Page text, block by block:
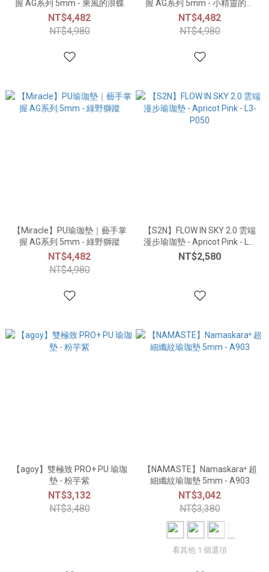
握 AG系列 5mm - 乘風的浪蝶
NT$4,482
NT$4,980
握 AG系列 5mm - 小精靈的白
馬
NT$4,482
NT$4,980
【Miracle】PU瑜珈墊｜藝手掌
握 AG系列 5mm - 綠野獅蹤
NT$4,482
NT$4,980
【S2N】FLOW IN SKY 2.0 雲端
漫步瑜珈墊 - Apricot Pink - L3-
P050
NT$2,580
【agoy】雙極致 PRO+ PU 瑜珈
墊 - 粉芋紫
NT$3,132
NT$3,480
【NAMASTE】Namaskara⁺ 超
細纖紋瑜珈墊 5mm - A903
NT$3,042
NT$3,380
看其他 1 個選項